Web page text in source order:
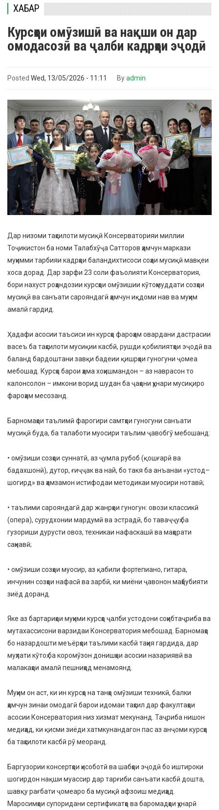
ХАБАР
Курсҳои омӯзишӣ ва нақши он дар
омодасозӣ ва ҷалби кадрҳои эҷодӣ
Posted Wed, 13/05/2026 - 11:11 Byadmin
Дар низоми таҳсилоти мусиқӣ Консерваторияи миллии
Тоҷикистон ба номи Талабхӯҷа Сатторов ҳамчун маркази
муҳимми тарбияи кадрҳои баландихтисоси соҳаи мусиқӣ мавқеи
хоса дорад. Дар зарфи 23 соли фаъолияти Консерватория,
бори нахуст роҳандозии курсҳои омӯзишии кӯтоҳмуддати созҳои
мусиқӣ ва санъати сарояндагӣ ҳамчун иқдоми нав ва муҳим
амалӣ гардид.
Ҳадафи асосии таъсиси ин курсҳо фароҳам овардани дастрасии
васеъ ба таҳсилоти мусиқии касбӣ, рушди қобилиятҳои эҷодӣ ва
баланд бардоштани завқи бадеии қишрҳои гуногуни ҷомеа
мебошад. Курсҳо барои ҳама хоҳишмандон – аз наврасон то
калонсолон – имкони ворид шудан ба ҷаҳони ҳунари мусиқиро
фароҳам месозанд.
Барномаҳои таълимӣ фарогири самтҳои гуногуни санъати
мусиқӣ буда, ба талаботи муосири таълим ҷавобгӯ мебошанд:
• омӯзиши созҳои суннатӣ, аз ҷумла рубоб (қошғарӣ ва
бадахшонӣ), дутор, ғиҷҷак ва най, бо такя ба анъанаи «устод–
шогирд» ва ҳамзамон истифодаи методикаи муосири нотавӣ;
• таълими сарояндагӣ дар жанрҳои гуногун: овози классикӣ
(опера), сурудхонии мардумӣ ва эстрадӣ, бо таваҷҷуҳ ба
гузориши дурусти овоз, техникаи нафаскашӣ ва маҳорати
саҳнавӣ;
• омӯзиши созҳои муосир, аз қабили фортепиано, гитара,
инчунин созҳои нафасӣ ва зарбӣ, ки миёни ҷавонон маҳбубияти
зиёд доранд.
Яке аз бартариҳои муҳими курсҳо ҷалби устодони соҳибтаҷриба ва
мутахассисони варзидаи Консерватория мебошад. Барномаҳо
бо назардошти меъёрҳои таълими касбӣ таҳия гардида, дар
муҳлати кӯтоҳ ба коромӯзон донишҳои асосии назариявӣ ва
малакаҳои амалӣ пешниҳод менамоянд.
Муҳим он аст, ки ин курсҳо на танҳо омӯзиши техникӣ, балки
ҳамчун зинаи омодагӣ барои идомаи таҳсил дар факултаҳои
асосии Консерватория низ хизмат мекунанд. Таҷриба нишон
медиҳад, ки қисми зиёди хатмкунандагон пас аз анҷоми курсҳо
ба таҳсилоти касбӣ рӯ меоранд.
Баргузории консертҳои ҳисоботӣ ва шабҳои эҷодӣ бо иштироки
шогирдон нақши муассир дар тарғиби санъати касбӣ дошта,
шавқу рағбати ҷомеаро ба мусиқӣ афзоиш медиҳад.
Маросимҳои супоридани сертификатҳо ва баромадҳои ҳунарӣ